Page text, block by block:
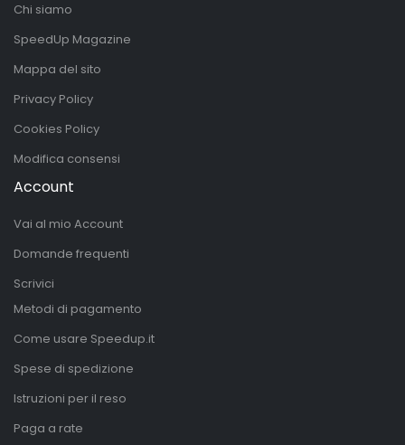
Chi siamo
SpeedUp Magazine
Mappa del sito
Privacy Policy
Cookies Policy
Modifica consensi
Account
Vai al mio Account
Domande frequenti
Scrivici
Metodi di pagamento
Come usare Speedup.it
Spese di spedizione
Istruzioni per il reso
Paga a rate